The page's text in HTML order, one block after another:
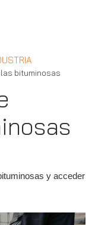
bituminosas
y acceder